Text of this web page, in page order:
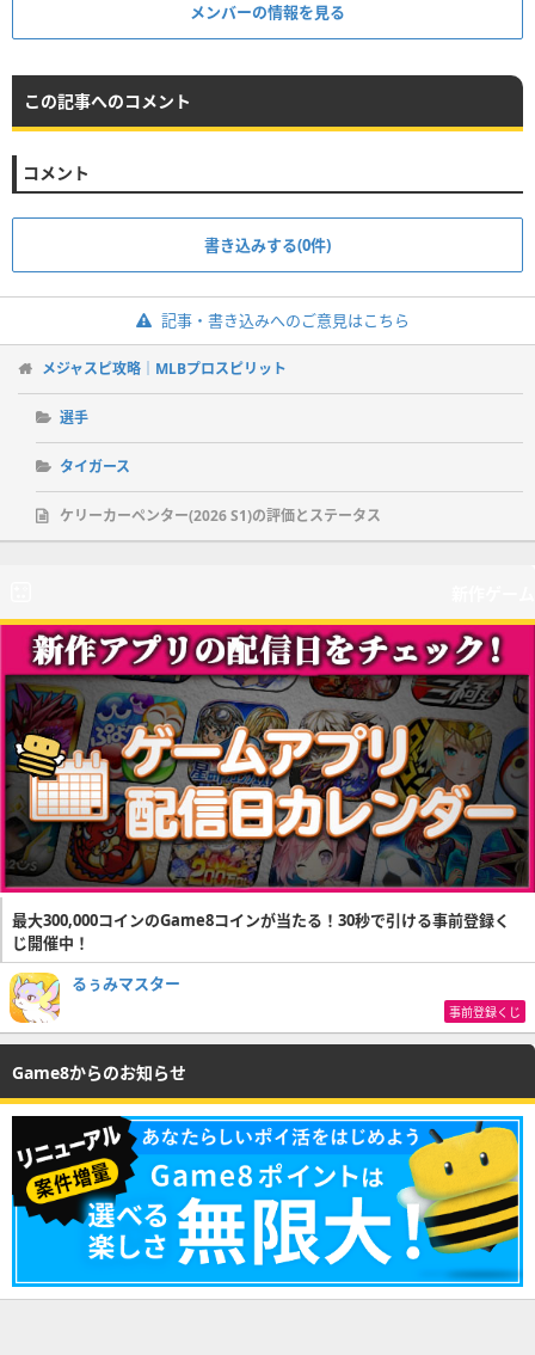
メンバーの情報を見る
この記事へのコメント
コメント
書き込みする(0件)
記事・書き込みへのご意見はこちら
メジャスピ攻略｜MLBプロスピリット
選手
タイガース
ケリーカーペンター(2026 S1)の評価とステータス
最大300,000コインのGame8コインが当たる！30秒で引ける事前登録く
じ開催中！
るぅみマスター
事前登録くじ
Game8からのお知らせ